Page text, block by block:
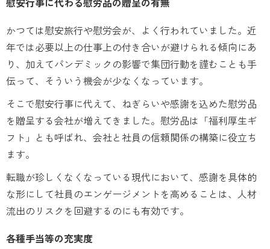
かつては慰安旅行や慰労会が、よく行われていました。近
年では必要以上の仕事上の付き合いが避けられる傾向にあ
り、加えてパンデミックの影響で集団行動を謹むことも手
伝って、そういう機会が少なくなっています。
そこで慰安行事に代えて、ねぎらいや感謝を込めた慰労品
を贈呈する会社が増えてきました。慰労品は「福利厚生ギ
フト」とも呼ばれ、会社と社員の信頼関係の構築に役立ち
ます。
転職が珍しくなくなっている現代において、感謝を具体的
な形にして社員のエンゲージメントを高めることは、人材
流出のリスクを回避するのにも有効です。
各種手当等の充実度